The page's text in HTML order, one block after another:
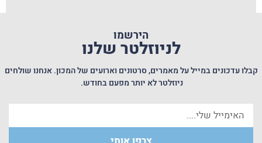
הירשמו
לניוזלטר שלנו
קבלו עדכונים במייל על מאמרים, סרטונים וארועים של המכון. אנחנו שולחים
ניוזלטר לא יותר מפעם בחודש.